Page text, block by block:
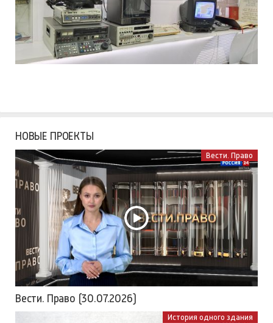
НОВЫЕ ПРОЕКТЫ
Вести. Право
Вести. Право (30.07.2026)
История одного здания